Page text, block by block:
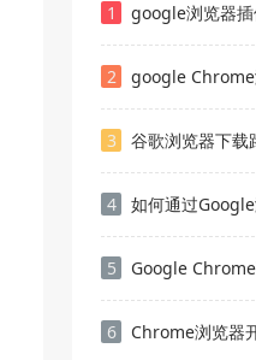
1 google浏览器插
2 google Chrome浏览器
3 谷歌浏览器下载
4 如何通过
5 Google Chrome下
6 Chrome浏览器开发者